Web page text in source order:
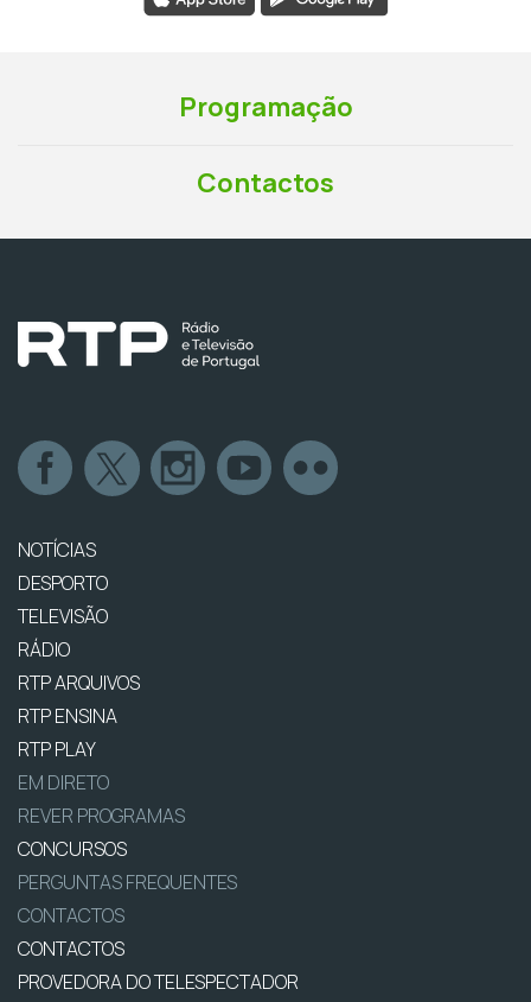
Programação
Contactos
NOTÍCIAS
DESPORTO
TELEVISÃO
RÁDIO
RTP ARQUIVOS
RTP ENSINA
RTP PLAY
EM DIRETO
REVER PROGRAMAS
CONCURSOS
PERGUNTAS FREQUENTES
CONTACTOS
CONTACTOS
PROVEDORA DO TELESPECTADOR